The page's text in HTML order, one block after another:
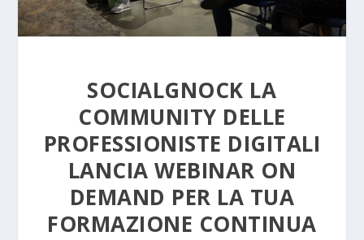
SOCIALGNOCK LA
COMMUNITY DELLE
PROFESSIONISTE DIGITALI
LANCIA WEBINAR ON
DEMAND PER LA TUA
FORMAZIONE CONTINUA